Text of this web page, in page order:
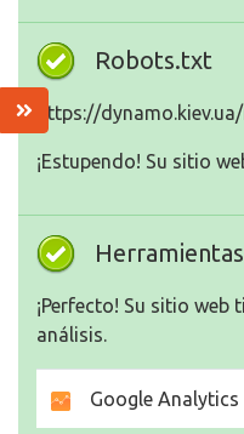
Robots.txt
https://
¡Estupendo! Su sitio
¡Perfecto! Su sitio web
análisis.
Google Analytics